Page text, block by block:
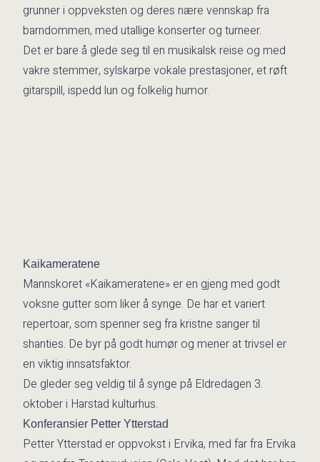
grunner i oppveksten og deres nære vennskap fra
barndommen, med utallige konserter og turneer.
Det er bare å glede seg til en musikalsk reise og med
vakre stemmer, sylskarpe vokale prestasjoner, et røft
gitarspill, ispedd lun og folkelig humor.
Kaikameratene
Mannskoret «Kaikameratene» er en gjeng med godt
voksne gutter som liker å synge. De har et variert
repertoar, som spenner seg fra kristne sanger til
shanties. De byr på godt humør og mener at trivsel er
en viktig innsatsfaktor.
De gleder seg veldig til å synge på Eldredagen 3.
oktober i Harstad kulturhus.
Konferansier Petter Ytterstad
Petter Ytterstad er oppvokst i Ervika, med far fra Ervika